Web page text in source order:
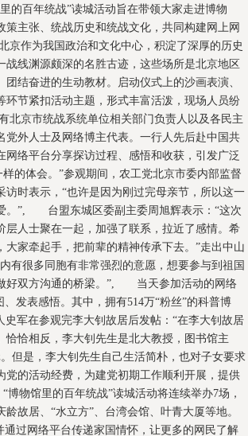
的百年统战”读城活动旨在带领大家走进博物
主张、统战历史和统战文化，共同构建网上网
作为我国政治和文化中心，积淀了深厚的历史
线渊源颇深的名胜古迹，这些场所是北京地区
结奋进的生动教材。启动仪式上的沙画表演、
节紧扣活动主题，形式丰富活泼，现场人员纷
京市统战系统单位相关部门负责人以及各民主
党外人士及网络博主代表。一行人先后赴中国共
络平台分享探访过程、感悟和收获，引发广泛
体会。”参观期间，农工党北京市委内部监督
时表示，“也许是因为刚过完母亲节，所以这一
。”, 台盟东城区委副主委周旭辉表示：“这次
人士聚在一起，加强了联系，拉近了感情。希
家牵起手，把前辈的精神传承下去。”走出中山
有很多同胞有非常强烈的意愿，想要参与到祖国
好双方沟通的桥梁。”, 当天参加活动的网络
发表感悟。其中，拥有514万“粉丝”的科普博
军在参观完李大钊故居后发帖：“在李大钊故居
恰相反，李大钊先生是北大教授，图书馆主
但是，李大钊先生自己生活简朴，也对子女要求
的活动经费，为建党初期工作顺利开展，提供
物馆里的百年统战”读城活动将连续举办7场，
故居、“水立方”、台湾会馆、叶青大厦等地。
过网络平台传递家国情怀，让更多的网民了解